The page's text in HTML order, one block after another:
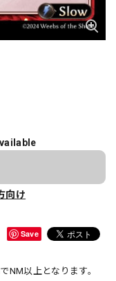
向け
Save
NM以上となります。